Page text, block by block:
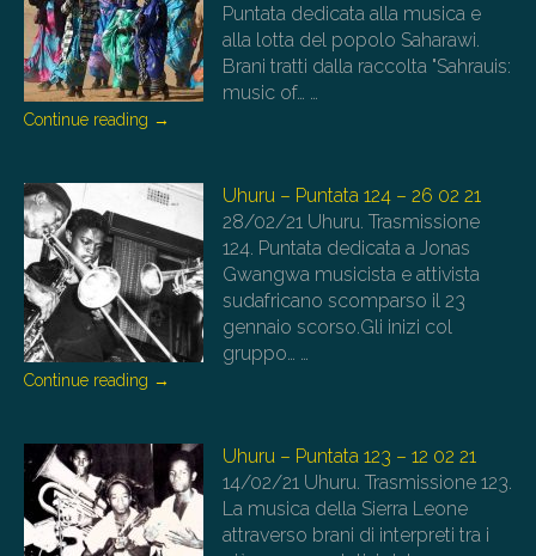
Puntata dedicata alla musica e
alla lotta del popolo Saharawi.
Brani tratti dalla raccolta "Sahrauis:
music of… …
Continue reading →
Uhuru – Puntata 124 – 26 02 21
28/02/21 Uhuru. Trasmissione
124. Puntata dedicata a Jonas
Gwangwa musicista e attivista
sudafricano scomparso il 23
gennaio scorso.Gli inizi col
gruppo… …
Continue reading →
Uhuru – Puntata 123 – 12 02 21
14/02/21 Uhuru. Trasmissione 123.
La musica della Sierra Leone
attraverso brani di interpreti tra i